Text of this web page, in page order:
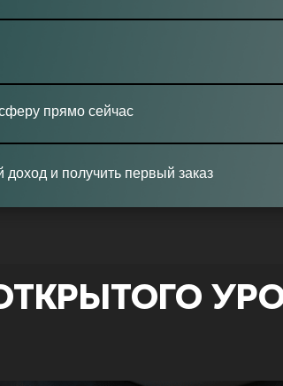
прямо сейчас
доход и получить первый заказ